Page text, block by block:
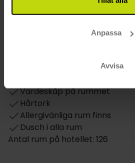
Anpassa
Avvisa
Värdeskåp på rummet
Hårtork
Allergivänliga rum finns
Dusch i alla rum
Antal rum på hotellet: 126